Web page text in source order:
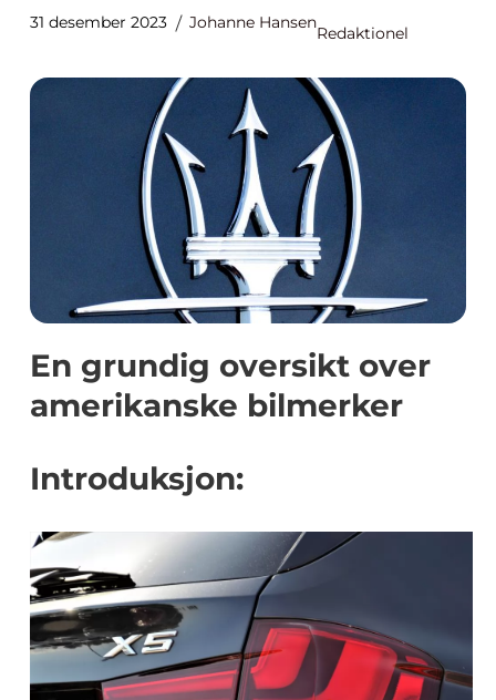
31 desember 2023 Johanne Hansen
Redaktionel
En grundig oversikt over
amerikanske bilmerker
Introduksjon: